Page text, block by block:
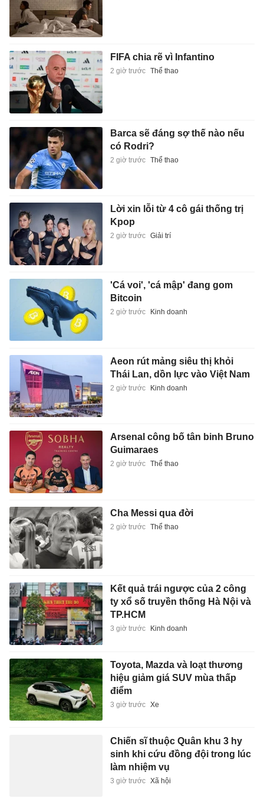
FIFA chia rẽ vì Infantino
2 giờ trước Thể thao
Barca sẽ đáng sợ thế nào nếu
có Rodri?
2 giờ trước Thể thao
Lời xin lỗi từ 4 cô gái thống trị
Kpop
2 giờ trước Giải trí
'Cá voi', 'cá mập' đang gom
Bitcoin
2 giờ trước Kinh doanh
Aeon rút mảng siêu thị khỏi
Thái Lan, dồn lực vào Việt Nam
2 giờ trước Kinh doanh
Arsenal công bố tân binh Bruno
Guimaraes
2 giờ trước Thể thao
Cha Messi qua đời
2 giờ trước Thể thao
Kết quả trái ngược của 2 công
ty xổ số truyền thống Hà Nội và
TP.HCM
3 giờ trước Kinh doanh
Toyota, Mazda và loạt thương
hiệu giảm giá SUV mùa thấp
điểm
3 giờ trước Xe
Chiến sĩ thuộc Quân khu 3 hy
sinh khi cứu đồng đội trong lúc
làm nhiệm vụ
3 giờ trước Xã hội